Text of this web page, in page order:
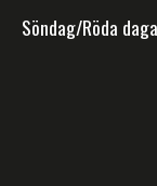
Söndag/Röda